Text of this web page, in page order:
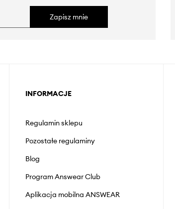
Zapisz mnie
INFORMACJE
Regulamin sklepu
Pozostałe regulaminy
Blog
Program Answear Club
Aplikacja mobilna ANSWEAR